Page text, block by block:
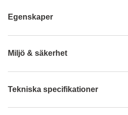
Egenskaper
Miljö & säkerhet
Tekniska specifikationer